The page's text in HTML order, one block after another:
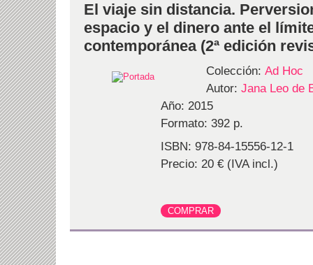
El viaje sin distancia.
espacio y el dinero ante el
contemporánea (2ª edición
Colección: Ad Hoc
Autor: Jana Leo de
Año: 2015
Formato: 392 p.
ISBN: 978-84-15556-12-1
Precio: 20 € (IVA incl.)